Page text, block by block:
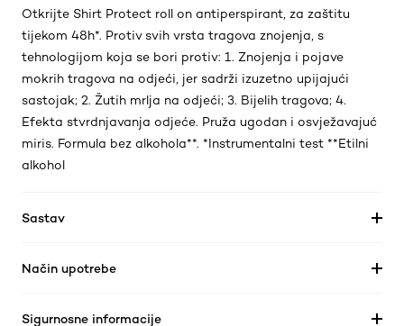
Otkrijte Shirt Protect roll on antiperspirant, za zaštitu
tijekom 48h*. Protiv svih vrsta tragova znojenja, s
tehnologijom koja se bori protiv: 1. Znojenja i pojave
mokrih tragova na odjeći, jer sadrži izuzetno upijajući
sastojak; 2. Žutih mrlja na odjeći; 3. Bijelih tragova; 4.
Efekta stvrdnjavanja odjeće. Pruža ugodan i osvježavajuć
miris. Formula bez alkohola**. *Instrumentalni test **Etilni
alkohol
Sastav
Način upotrebe
Sigurnosne informacije